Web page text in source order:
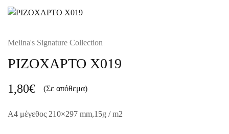
Melina's Signature Collection
ΡΙΖΟΧΑΡΤΟ X019
1,80€ (Σε απόθεμα)
A4 μέγεθος 210×297 mm,15g / m2